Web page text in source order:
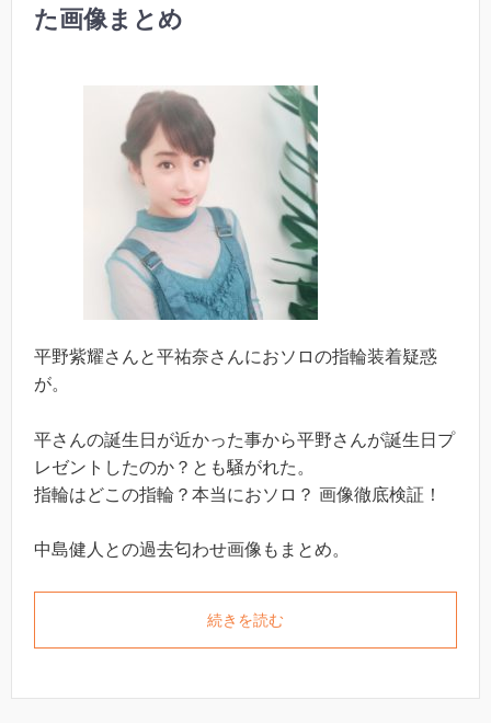
た画像まとめ
平野紫耀さんと平祐奈さんにおソロの指輪装着疑惑
が。
平さんの誕生日が近かった事から平野さんが誕生日プ
レゼントしたのか？とも騒がれた。
指輪はどこの指輪？本当におソロ？ 画像徹底検証！
中島健人との過去匂わせ画像もまとめ。
続きを読む